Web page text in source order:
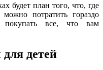
будет план того, что, где
потратить гораздо
все, что вам
детей